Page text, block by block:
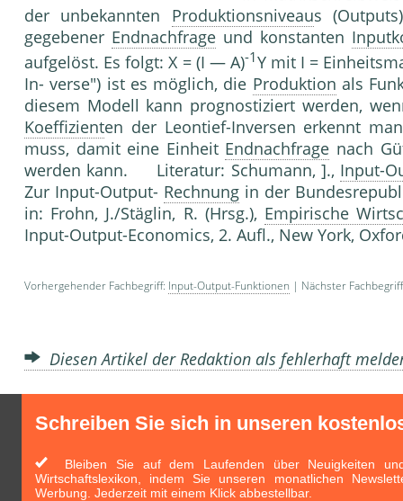
der unbekannten Produktionsniveaus
gegebener Endnachfrage und konstanten
aufgelöst. Es folgt: X = (I — A)-1Y mit I =
In- verse") ist es möglich, die Produktion als
diesem Modell kann prognostiziert werden,
Koeffizienten der Leontief-Inversen erkennt
muss, damit eine Einheit Endnachfrage nach
werden kann. Literatur: Schumann, ]., Input-
Zur Input-Output- Rechnung in der
in: Frohn, J./Stäglin, R. (Hrsg.), Empirische
Input-Output-Economics, 2. Aufl., New York,
Vorhergehender Fachbegriff: Input-Output-Funktionen | Nächster
Diesen Artikel der Redaktion als fehlerhaft
Schreiben Sie sich in unseren
Bleiben Sie auf dem Laufenden über Neuigkeiten
Wirtschaftslexikon, indem Sie unseren monatlichen
Werbung. Jederzeit mit einem Klick abbestellbar.